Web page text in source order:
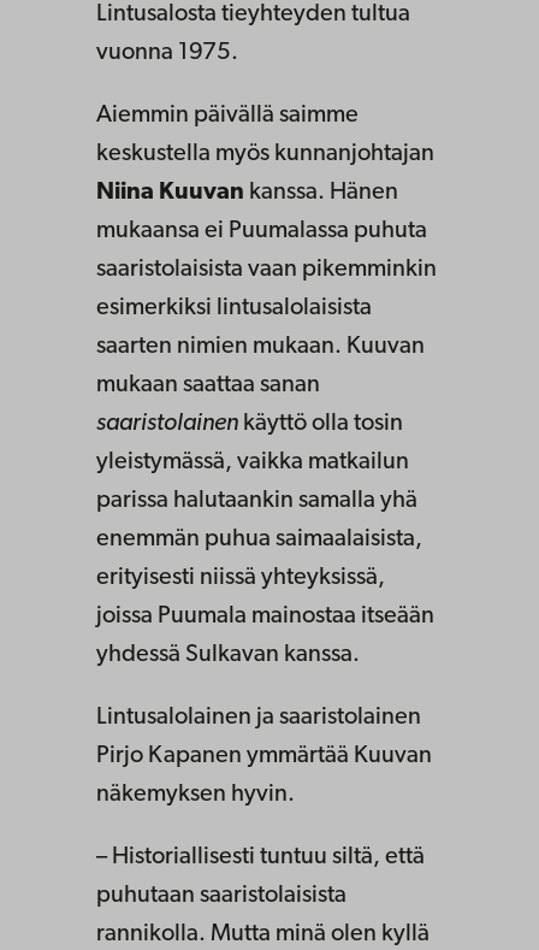
Lintusalosta tieyhteyden tultua
vuonna 1975.
Aiemmin päivällä saimme
keskustella myös kunnanjohtajan
Niina Kuuvan kanssa. Hänen
mukaansa ei Puumalassa puhuta
saaristolaisista vaan pikemminkin
esimerkiksi lintusalolaisista
saarten nimien mukaan. Kuuvan
mukaan saattaa sanan
saaristolainen käyttö olla tosin
yleistymässä, vaikka matkailun
parissa halutaankin samalla yhä
enemmän puhua saimaalaisista,
erityisesti niissä yhteyksissä,
joissa Puumala mainostaa itseään
yhdessä Sulkavan kanssa.
Lintusalolainen ja saaristolainen
Pirjo Kapanen ymmärtää Kuuvan
näkemyksen hyvin.
– Historiallisesti tuntuu siltä, että
puhutaan saaristolaisista
rannikolla. Mutta minä olen kyllä